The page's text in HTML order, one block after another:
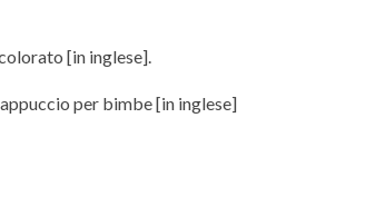
[in inglese].
per bimbe [in inglese]